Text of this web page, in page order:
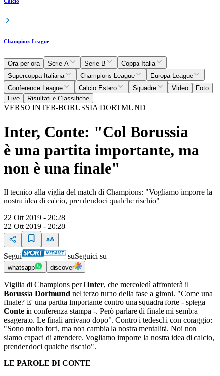
Champions League
Ora per ora Serie A Serie B
Coppa Italia
Supercoppa Italiana
Champions League
Europa League
Conference League
Calcio Estero Squadre Video
Foto
Live
Risultati e Classifiche
VERSO INTER-BORUSSIA DORTMUND
Inter, Conte: "Col Borussia
è una partita importante, ma
non è una finale"
Il tecnico alla viglia del match di Champions: "Vogliamo imporre la
nostra idea di calcio, prendendoci qualche rischio"
22 Ott 2019 - 20:28
22 Ott 2019 - 20:28
Segui suSeguici su
whatsapp discover
Vigilia di Champions per l'Inter, che mercoledì affronterà il
Borussia Dortmund nel terzo turno della fase a gironi. "Come una
finale? E' una partita importante contro una squadra forte - spiega
Conte in conferenza stampa -. Però parlare di finale mi sembra
esagerato. Le finali arrivano dopo". Contro i tedeschi con coraggio:
"Sono molto forti, ma non cambia la nostra mentalità. Noi non
siamo capaci di attendere. Vogliamo imporre la nostra idea di calcio,
prendendoci qualche rischio".
LE PAROLE DI CONTE